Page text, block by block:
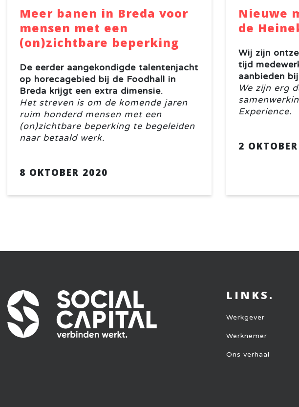
Meer banen in Breda voor
mensen met een
(on)zichtbare beperking
De eerder aangekondigde talentenjacht
op horecagebied bij de Foodhall in
Breda krijgt een extra dimensie.
Het streven is om de komende jaren
ruim honderd mensen met een
(on)zichtbare beperking te begeleiden
naar betaald werk.
8 OKTOBER 2020
Nieuwe
de
Wij zijn
tijd
aanbieden
We zijn erg
Experience.
2
LINKS.
Werkgever
Werknemer
Ons verhaal